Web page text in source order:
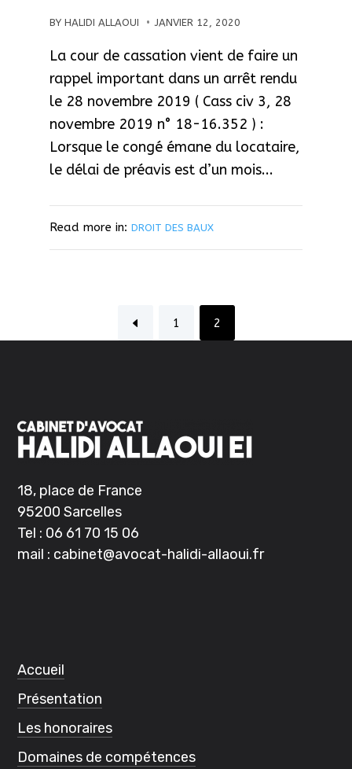
BY HALIDI ALLAOUI JANVIER 12, 2020
La cour de cassation vient de faire un
rappel important dans un arrêt rendu
le 28 novembre 2019 ( Cass civ 3, 28
novembre 2019 n° 18-16.352 ) :
Lorsque le congé émane du locataire,
le délai de préavis est d’un mois...
Read more in: DROIT DES BAUX
1 2
18, place de France
95200 Sarcelles
Tel : 06 61 70 15 06
mail : cabinet@avocat-halidi-allaoui.fr
Accueil
Présentation
Les honoraires
Domaines de compétences